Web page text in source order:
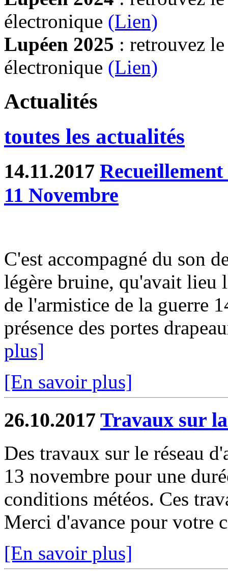
électronique (Lien)
Lupéen 2025 : retrouvez
électronique (Lien)
Actualités
toutes les actualités
14.11.2017
11 Novembre
C'est accompagné du son
légère bruine, qu'avait lieu
de l'armistice de la guerre
présence des portes
plus]
[En savoir plus]
26.10.2017 Travaux sur
Des travaux sur le réseau
13 novembre pour une
conditions météos. Ces
Merci d'avance pour votre
[En savoir plus]